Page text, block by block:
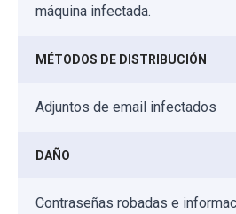
máquina infectada.
MÉTODOS DE DISTRIBUCIÓN
Adjuntos de email infectados
DAÑO
Contraseñas robadas e